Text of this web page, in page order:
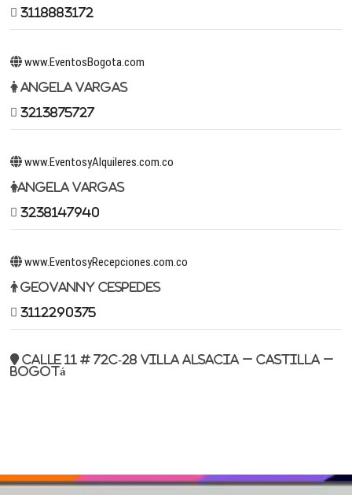
3118883172
www.EventosBogota.com
Angela Vargas
3213875727
www.EventosyAlquileres.com.co
Angela Vargas
3238147940
www.EventosyRecepciones.com.co
Geovanny Cespedes
3112290375
Calle 11 # 72c-28 Villa Alsacia – Castilla –
Bogotá